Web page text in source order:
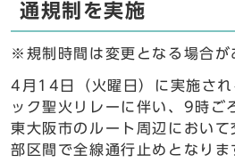
通規制を実施
※規制時間は変更となる場合が
4月14日（火曜日）に実施さ
ック聖火リレーに伴い、9時ご
東大阪市のルート周辺におい
部区間で全線通行止めとなり